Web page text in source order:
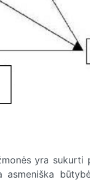
yra
asmeniška